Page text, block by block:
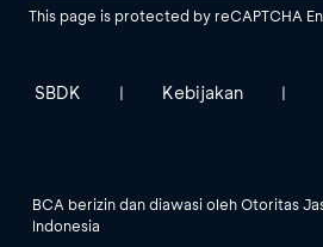
This page is protected by reCAPTCHA
SBDK | Kebijakan |
BCA berizin dan diawasi oleh Otoritas
Indonesia